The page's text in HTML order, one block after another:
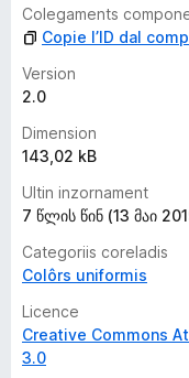
u
t
a
z
o
n
s
Colegaments
Copie l’ID dal
Version
2.0
Dimension
143,02 kB
Ultin inzornament
7 წლის წინ (13 მაი
Categoriis coreladis
Colôrs uniformis
Licence
Creative Commons
3.0